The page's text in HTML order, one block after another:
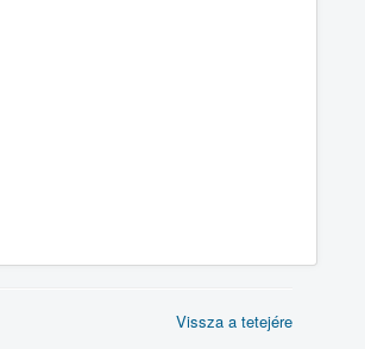
Vissza a tetejére